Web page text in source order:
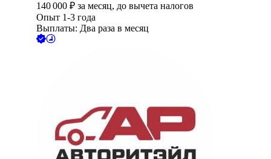
140 000 ₽ за месяц, до вычета налогов
Опыт 1-3 года
Выплаты: Два раза в месяц